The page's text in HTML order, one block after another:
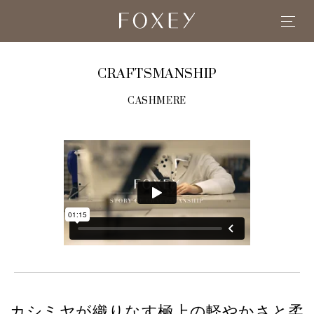
CRAFTSMANSHIP
CASHMERE